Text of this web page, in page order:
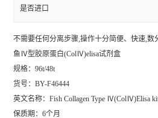
是否进口
不需要任何分离步骤,操作十分简便、快速,
鱼Ⅳ型胶原蛋白(ColⅣ)elisa试剂盒
规格：96t/48t
货号：BY-F46444
英文名称： Fish Collagen Type Ⅳ(ColⅣ)Elisa
保质期：6个月